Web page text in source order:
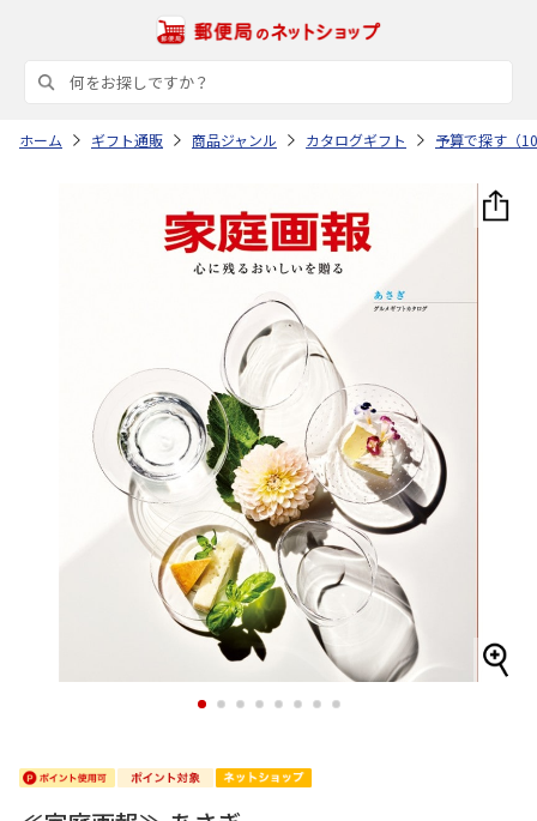
ホーム ギフト通販 商品ジャンル カタログギフト 予算で探す（
1 2 3 4 5 6 7 8